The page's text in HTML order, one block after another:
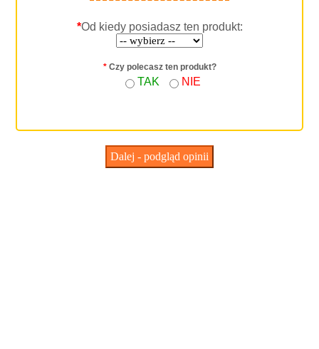
*Od kiedy posiadasz ten produkt:
*Czy polecasz ten produkt?
TAK NIE